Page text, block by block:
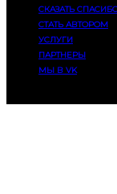
СКАЗАТЬ
СТАТЬ АВТОРОМ
УСЛУГИ
ПАРТНЕРЫ
МЫ В VK